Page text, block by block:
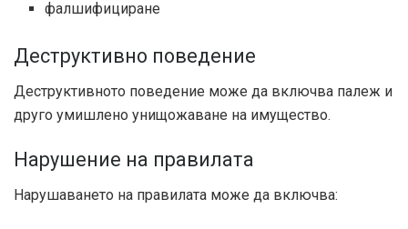
фалшифициране
Деструктивно поведение
Деструктивното поведение може да включва палеж и
друго умишлено унищожаване на имущество.
Нарушение на правилата
Нарушаването на правилата може да включва: